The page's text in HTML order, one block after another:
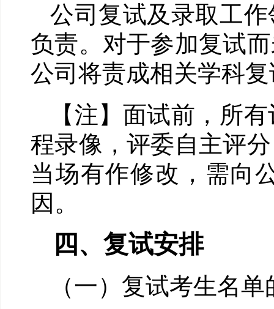
公司复试及录取工
负责。对于参加复试
公司将责成相关学科
【注】面试前，所
程录像，评委自主评
当场有作修改，需向
因。
四、复试安排
（一）复试考生名